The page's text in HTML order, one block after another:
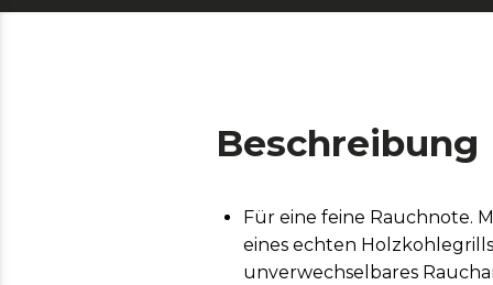
Beschreibung
Für eine feine Rauchnote.
eines echten
unverwechselbares